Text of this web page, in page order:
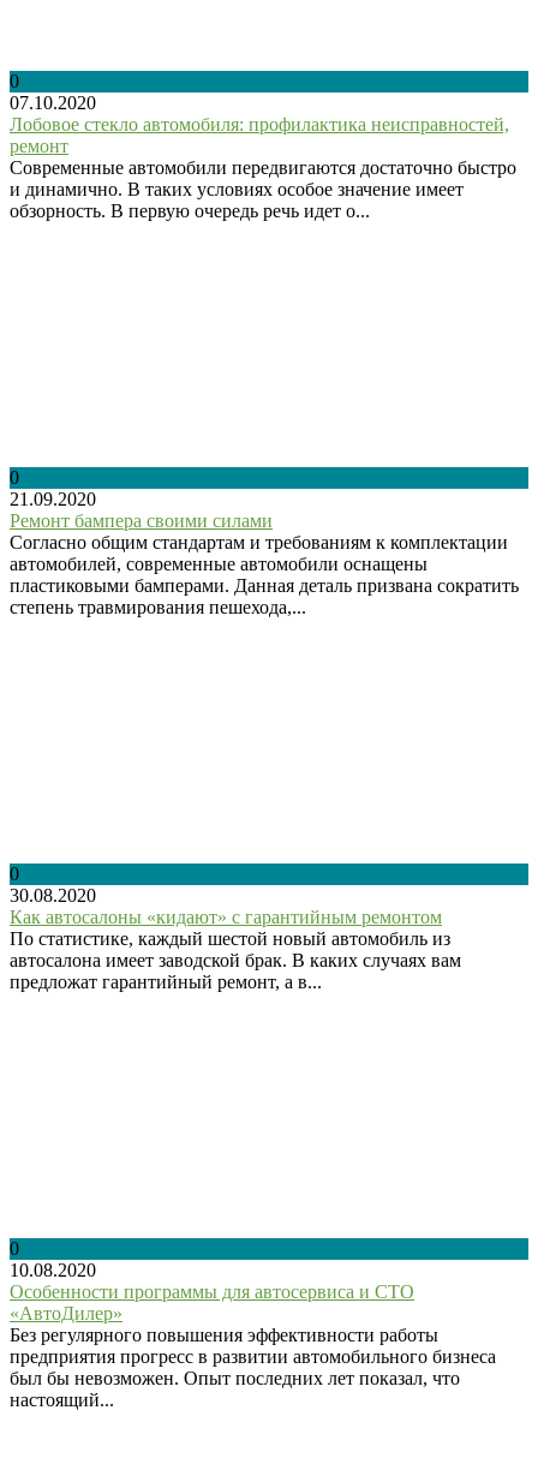
0
07.10.2020
Лобовое стекло автомобиля: профилактика неисправностей,
ремонт
Современные автомобили передвигаются достаточно быстро
и динамично. В таких условиях особое значение имеет
обзорность. В первую очередь речь идет о...
0
21.09.2020
Ремонт бампера своими силами
Согласно общим стандартам и требованиям к комплектации
автомобилей, современные автомобили оснащены
пластиковыми бамперами. Данная деталь призвана сократить
степень травмирования пешехода,...
0
30.08.2020
Как автосалоны «кидают» с гарантийным ремонтом
По статистике, каждый шестой новый автомобиль из
автосалона имеет заводской брак. В каких случаях вам
предложат гарантийный ремонт, а в...
0
10.08.2020
Особенности программы для автосервиса и СТО
«АвтоДилер»
Без регулярного повышения эффективности работы
предприятия прогресс в развитии автомобильного бизнеса
был бы невозможен. Опыт последних лет показал, что
настоящий...